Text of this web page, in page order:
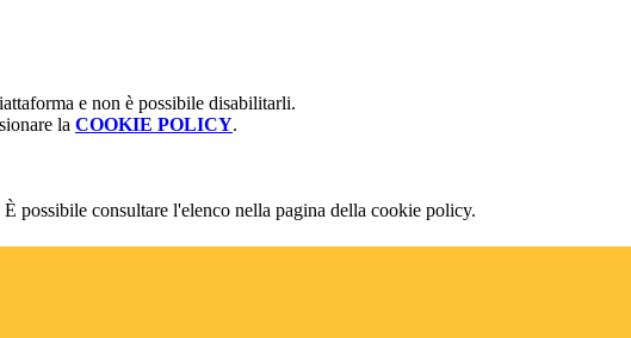
e non è possibile disabilitarli.
la COOKIE POLICY.
possibile consultare l'elenco nella pagina della cookie policy.